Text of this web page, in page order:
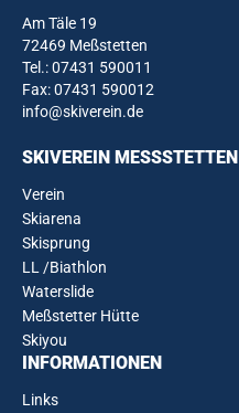
Am Täle 19
72469 Meßstetten
Tel.:07431 590011
Fax: 07431 590012
info@skiverein.de
SKIVEREIN MESSSTETTEN
Verein
Skiarena
Skisprung
LL /Biathlon
Waterslide
Meßstetter Hütte
Skiyou
INFORMATIONEN
Links